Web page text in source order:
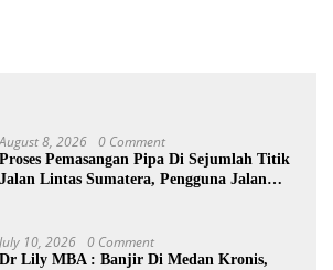
August 8, 2026 0 Comment
Proses Pemasangan Pipa Di Sejumlah Titik
Jalan Lintas Sumatera, Pengguna Jalan
July 10, 2026 0 Comment
Dr Lily MBA : Banjir Di Medan Kronis,